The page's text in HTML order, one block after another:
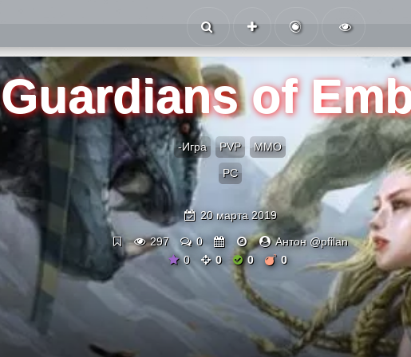
Guardians of
-Игра PVP ММО
PC
20 марта 2019
297 0
Антон @pfilan
0
0 0 0